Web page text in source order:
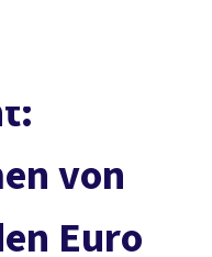
von
Euro